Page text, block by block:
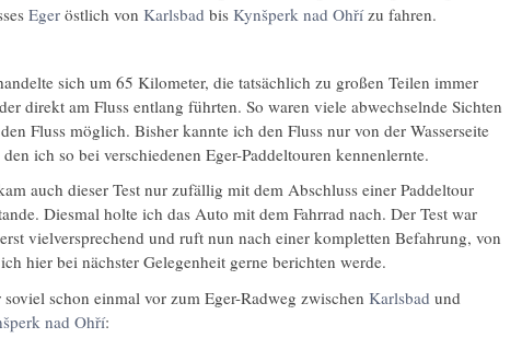
Egeröstlich von Karlsbad bis Kynšperk nad Ohřízu fahren.
sich um 65 Kilometer, die tatsächlich zu großen Teilen immer
direkt am Fluss entlang führten. So waren viele abwechselnde Sichten
Fluss möglich. Bisher kannte ich den Fluss nur von der Wasserseite
den ich so bei verschiedenen Eger-Paddeltouren kennenlernte.
auch dieser Test nur zufällig mit dem Abschluss einer Paddeltour
Diesmal holte ich das Auto mit dem Fahrrad nach. Der Test war
vielversprechend und ruft nun nach einer kompletten Befahrung, von
hier bei nächster Gelegenheit gerne berichten werde.
schon einmal vor zum Eger-Radweg zwischen Karlsbad und
nad Ohří: